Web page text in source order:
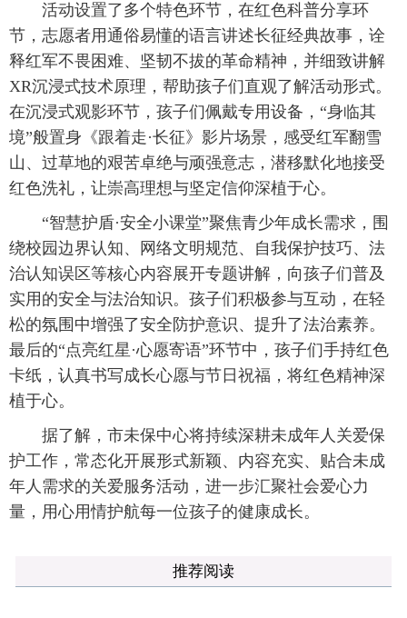
活动设置了多个特色环节，在红色科普分享环
节，志愿者用通俗易懂的语言讲述长征经典故事，诠
释红军不畏困难、坚韧不拔的革命精神，并细致讲解
XR沉浸式技术原理，帮助孩子们直观了解活动形式。
在沉浸式观影环节，孩子们佩戴专用设备，“身临其
境”般置身《跟着走·长征》影片场景，感受红军翻雪
山、过草地的艰苦卓绝与顽强意志，潜移默化地接受
红色洗礼，让崇高理想与坚定信仰深植于心。
“智慧护盾·安全小课堂”聚焦青少年成长需求，围
绕校园边界认知、网络文明规范、自我保护技巧、法
治认知误区等核心内容展开专题讲解，向孩子们普及
实用的安全与法治知识。孩子们积极参与互动，在轻
松的氛围中增强了安全防护意识、提升了法治素养。
最后的“点亮红星·心愿寄语”环节中，孩子们手持红色
卡纸，认真书写成长心愿与节日祝福，将红色精神深
植于心。
据了解，市未保中心将持续深耕未成年人关爱保
护工作，常态化开展形式新颖、内容充实、贴合未成
年人需求的关爱服务活动，进一步汇聚社会爱心力
量，用心用情护航每一位孩子的健康成长。
推荐阅读